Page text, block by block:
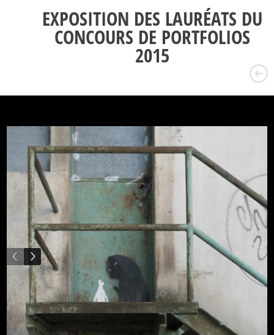
EXPOSITION DES LAURÉATS DU
CONCOURS DE PORTFOLIOS
2015